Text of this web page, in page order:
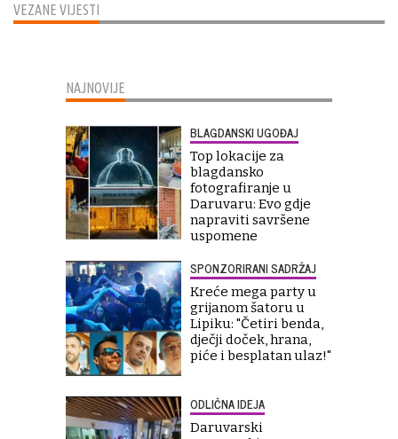
VEZANE VIJESTI
NAJNOVIJE
BLAGDANSKI UGOĐAJ
Top lokacije za
blagdansko
fotografiranje u
Daruvaru: Evo gdje
napraviti savršene
uspomene
SPONZORIRANI SADRŽAJ
Kreće mega party u
grijanom šatoru u
Lipiku: "Četiri benda,
dječji doček, hrana,
piće i besplatan ulaz!"
ODLIČNA IDEJA
Daruvarski